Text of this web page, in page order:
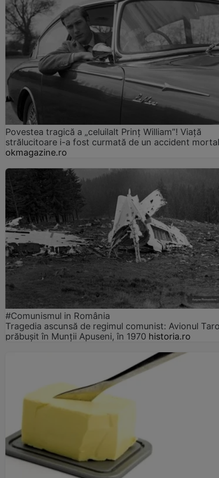
Povestea tragică a „celuilalt Prinț William”! Viață
strălucitoare i-a fost curmată de un accident mortal
okmagazine.ro
#Comunismul in România
Tragedia ascunsă de regimul comunist: Avionul
prăbușit în Munții Apuseni, în 1970 historia.ro